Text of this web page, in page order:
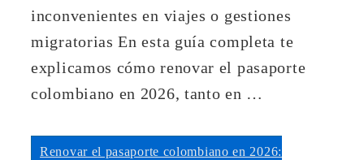
inconvenientes en viajes o gestiones
migratorias En esta guía completa te
explicamos cómo renovar el pasaporte
colombiano en 2026, tanto en …
Renovar el pasaporte colombiano en 2026: